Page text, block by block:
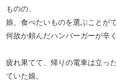
ものの、
娘、食べたいものを選ぶことがで
何故か頼んだハンバーガーが辛
疲れ果てて、帰りの電車は立っ
ていた娘。